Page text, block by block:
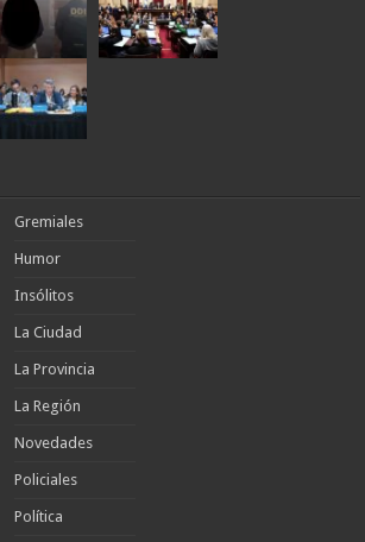
Gremiales
Humor
Insólitos
La Ciudad
La Provincia
La Región
Novedades
Policiales
Política